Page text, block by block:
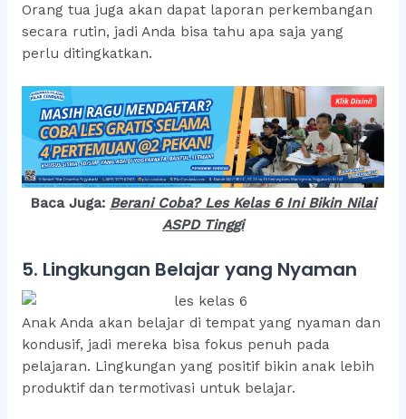
Orang tua juga akan dapat laporan perkembangan
secara rutin, jadi Anda bisa tahu apa saja yang
perlu ditingkatkan.
Baca Juga: Berani Coba? Les Kelas 6 Ini Bikin Nilai
ASPD Tinggi
5. Lingkungan Belajar yang Nyaman
Anak Anda akan belajar di tempat yang nyaman dan
kondusif, jadi mereka bisa fokus penuh pada
pelajaran. Lingkungan yang positif bikin anak lebih
produktif dan termotivasi untuk belajar.